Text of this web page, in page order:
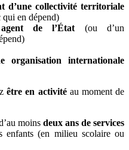
d’une collectivité territoriale
qui en dépend)
de l’État (ou d’un
organisation internationale
être en activitéau moment de
moins deux ans de services
enfants (en milieu scolaire ou